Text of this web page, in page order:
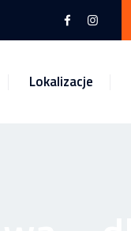
Lokalizacje